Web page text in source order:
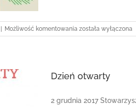
Możliwość komentowania Zabawa
mikołajkowa
została wyłączona
Dzień otwarty
2 grudnia 2017